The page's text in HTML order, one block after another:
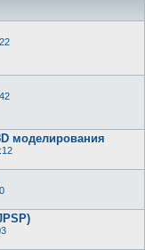
моделирования